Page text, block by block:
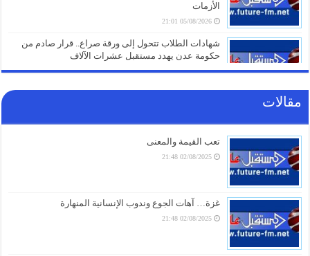
الأزمات
05/08/2026 21:01
شهادات الطلاب تتحول إلى ورقة صراع.. قرار صادم من
حكومة عدن يهدد مستقبل عشرات الآلاف
05/08/2026 20:31
مقالات
تعب القيمة والمعنى
02/08/2025 21:48
غزة… آهات الجوع وندوب الإنسانية المنهارة
02/08/2025 21:48